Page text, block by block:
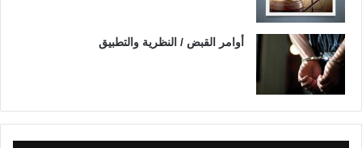
أوامر القبض / النظرية والتطبيق